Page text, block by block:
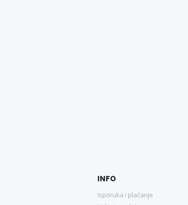
INFO
Isporuka i plaćanje